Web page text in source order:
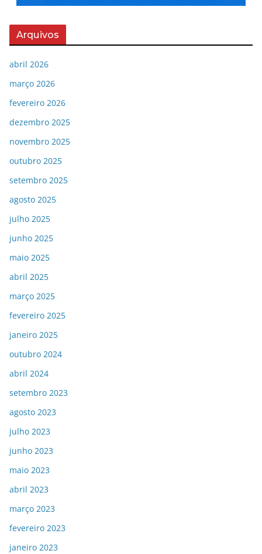
Arquivos
abril 2026
março 2026
fevereiro 2026
dezembro 2025
novembro 2025
outubro 2025
setembro 2025
agosto 2025
julho 2025
junho 2025
maio 2025
abril 2025
março 2025
fevereiro 2025
janeiro 2025
outubro 2024
abril 2024
setembro 2023
agosto 2023
julho 2023
junho 2023
maio 2023
abril 2023
março 2023
fevereiro 2023
janeiro 2023